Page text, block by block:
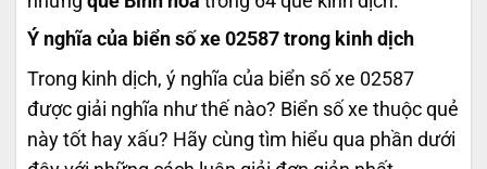
Ý nghĩa của biển số xe 02587 trong kinh dịch
Trong kinh dịch, ý nghĩa của biển số xe 02587
được giải nghĩa như thế nào? Biển số xe thuộc quẻ
này tốt hay xấu? Hãy cùng tìm hiểu qua phần dưới